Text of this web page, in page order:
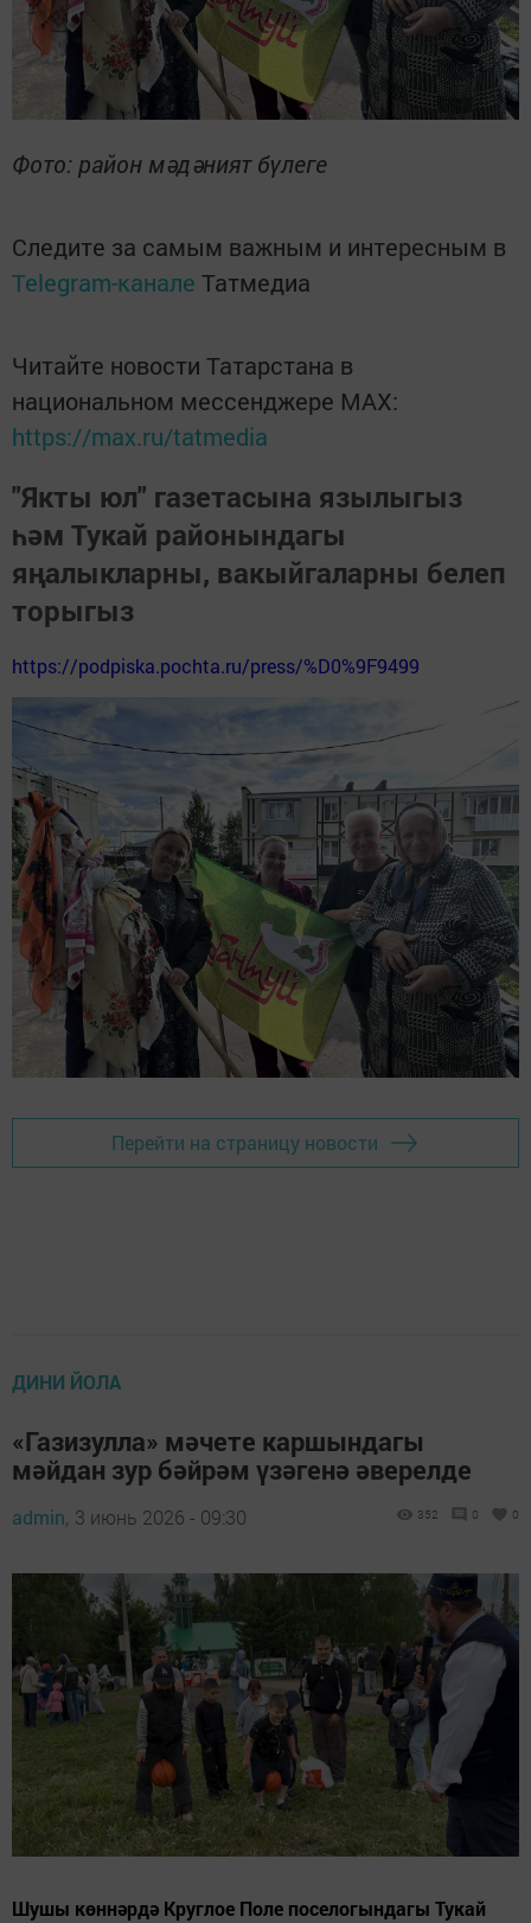
Фото: район мәдәният бүлеге
Следите за самым важным и интересным в
Telegram-канале Татмедиа
Читайте новости Татарстана в
национальном мессенджере MАХ:
https://max.ru/tatmedia
"Якты юл" газетасына язылыгыз
һәм Тукай районындагы
яңалыкларны, вакыйгаларны белеп
торыгыз
https://podpiska.pochta.ru/press/%D0%9F9499
Перейти на страницу новости
ДИНИ ЙОЛА
«Газизулла» мәчете каршындагы
мәйдан зур бәйрәм үзәгенә әверелде
admin, 3 июнь 2026 - 09:30 352 0 0
Шушы көннәрдә Круглое Поле поселогындагы Тукай